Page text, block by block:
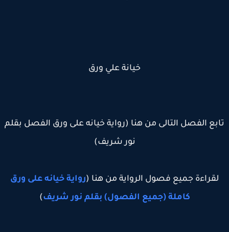
خيانة علي ورق
الفصل التالى من هنا (رواية خيانه على ورق الفصل بقلم
نور شريف)
لقراءة جميع فصول الرواية من هنا (رواية خيانه على ورق
كاملة (جميع الفصول) بقلم نور شريف)